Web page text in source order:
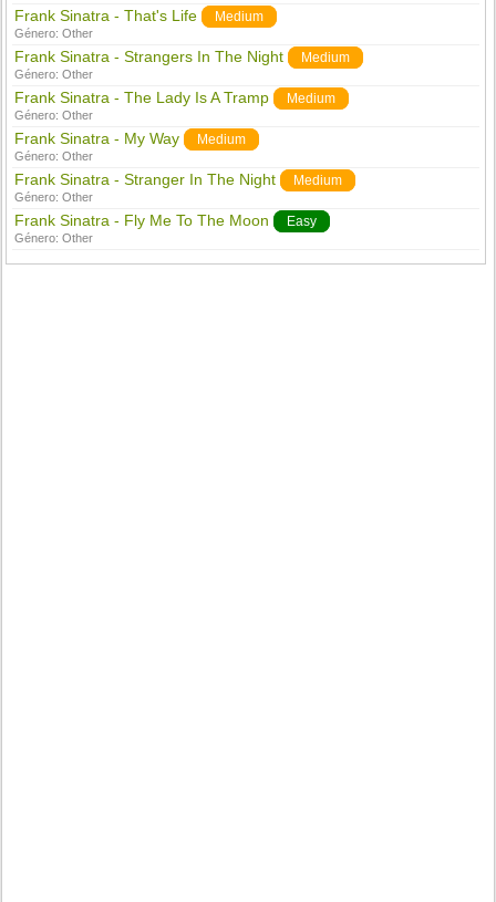
Frank Sinatra - That's Life Medium
Género:Other
Frank Sinatra - Strangers In The Night Medium
Género:Other
Frank Sinatra - The Lady Is A Tramp Medium
Género:Other
Frank Sinatra - My Way Medium
Género:Other
Frank Sinatra - Stranger In The Night Medium
Género:Other
Frank Sinatra - Fly Me To The Moon Easy
Género:Other